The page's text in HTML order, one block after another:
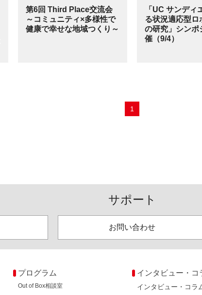
第6回 Third Place交流会
～コミュニティ×多様性で
健康で幸せな地域つくり～
「UC サンディ
る状況適応型ロ
の研究」シンポ
催（9/4）
1
サポート
お問い合わせ
プログラム
Out of Box相談室
インタビュー・コ
インタビュー・コラ